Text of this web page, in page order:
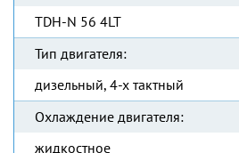
TDH-N 56 4LT
Тип двигателя:
дизельный, 4-х тактный
Охлаждение двигателя:
жидкостное